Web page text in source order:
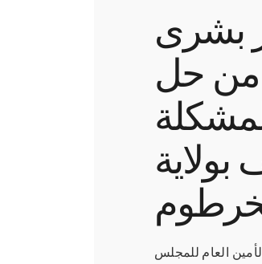
بشرى
من حل
بولاية
اكد الأمين العام للمجلس